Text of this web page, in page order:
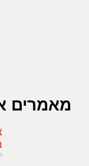
מאמרים